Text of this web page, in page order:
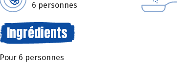
6 personnes
Ingrédients
Pour 6 personnes